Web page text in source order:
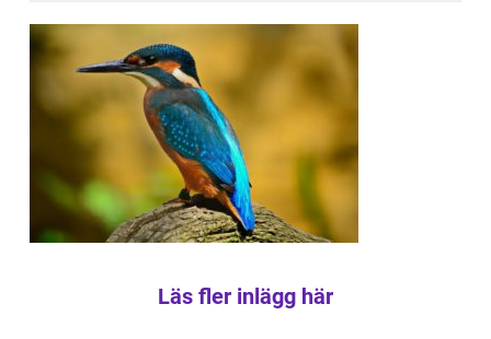
Läs fler inlägg här